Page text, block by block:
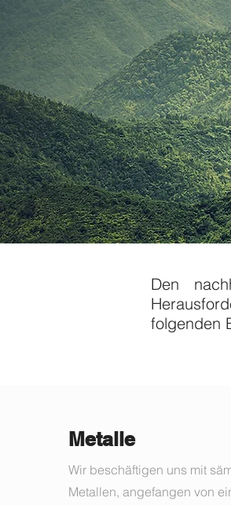
Den
folgenden
Metalle
Wir beschäftigen uns mit
Metallen, angefangen von